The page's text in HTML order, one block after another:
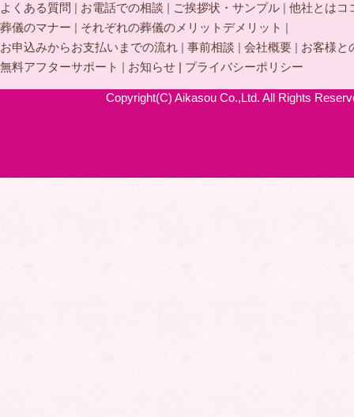
よくある質問 | お電話での相談 | ご挨拶状・サンプル | 他社とはコ
葬儀のマナー | それぞれの葬儀のメリットデメリット |
お申込みからお支払いまでの流れ | 事前相談 | 会社概要 | お客様と
無料アフターサポート | お知らせ | プライバシーポリシー
Copyright(C) Aikasou Co.,Ltd. All Rights